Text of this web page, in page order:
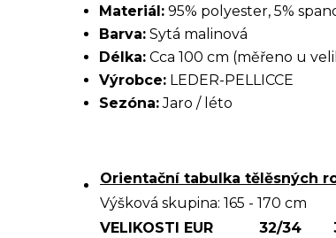
Materiál: 95% polyester, 5%
Barva: Sytá malinová
Délka: Cca 100 cm (měřeno u
Výrobce: LEDER-PELLICCE
Sezóna:Jaro / léto
Orientační tabulka tělěsných
Výšková skupina: 165 - 170 cm
VELIKOSTI EUR
32/34